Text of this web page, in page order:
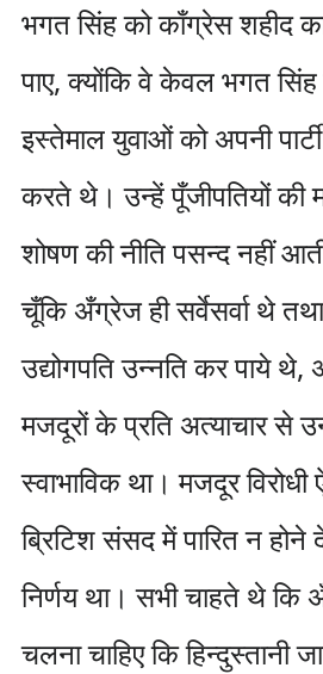
भगत सिंह को काँग्रेस शहीद का
पाए, क्योंकि वे केवल भगत
इस्तेमाल युवाओं को अपनी
करते थे। उन्हें पूँजीपतियों की
शोषण की नीति पसन्द नहीं
चूँकि अँग्रेज ही सर्वेसर्वा थे
उद्योगपति उन्नति कर पाये
मजदूरों के प्रति अत्याचार से
स्वाभाविक था। मजदूर विरोधी
ब्रिटिश संसद में पारित न
निर्णय था। सभी चाहते थे कि
चलना चाहिए कि